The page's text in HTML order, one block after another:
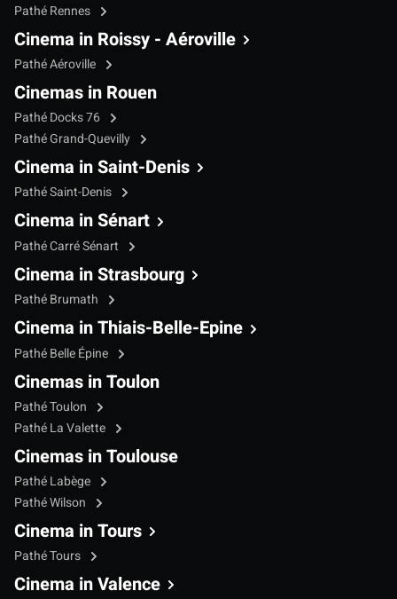
Pathé Rennes
Cinema in Roissy - Aéroville
Pathé Aéroville
Cinemas in Rouen
Pathé Docks 76
Pathé Grand-Quevilly
Cinema in Saint-Denis
Pathé Saint-Denis
Cinema in Sénart
Pathé Carré Sénart
Cinema in Strasbourg
Pathé Brumath
Cinema in Thiais-Belle-Epine
Pathé Belle Épine
Cinemas in Toulon
Pathé Toulon
Pathé La Valette
Cinemas in Toulouse
Pathé Labège
Pathé Wilson
Cinema in Tours
Pathé Tours
Cinema in Valence